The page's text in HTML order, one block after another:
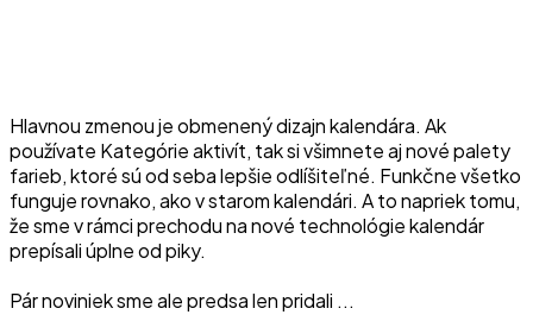
Hlavnou zmenou je obmenený dizajn kalendára. Ak
používate Kategórie aktivít, tak si všimnete aj nové palety
farieb, ktoré sú od seba lepšie odlíšiteľné. Funkčne všetko
funguje rovnako, ako v starom kalendári. A to napriek tomu,
že sme v rámci prechodu na nové technológie kalendár
prepísali úplne od piky.
Pár noviniek sme ale predsa len pridali ...